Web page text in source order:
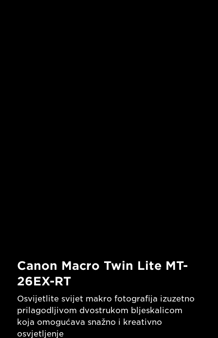
Canon Macro Twin Lite MT-
26EX-RT
Osvijetlite svijet makro fotografija izuzetno
prilagodljivom dvostrukom bljeskalicom
koja omogućava snažno i kreativno
osvjetljenje